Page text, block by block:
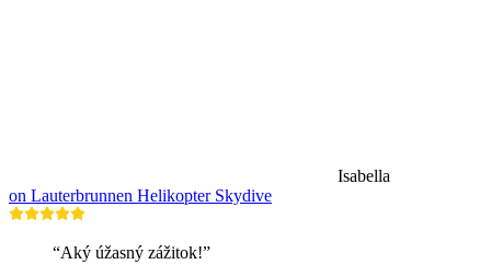
Isabella
on Lauterbrunnen Helikopter Skydive
“Aký úžasný zážitok!”